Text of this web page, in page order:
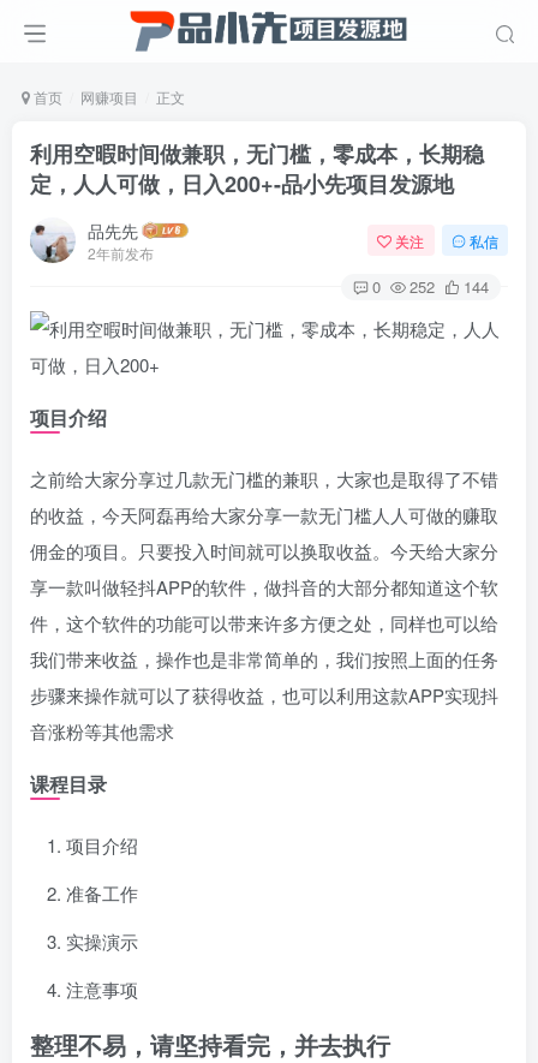
首页 网赚项目 正文
利用空暇时间做兼职，无门槛，零成本，长期稳
定，人人可做，日入200+-品小先项目发源地
品先先
2年前发布
关注 私信
0 252 144
项目介绍
之前给大家分享过几款无门槛的兼职，大家也是取得了不错
的收益，今天阿磊再给大家分享一款无门槛人人可做的赚取
佣金的项目。只要投入时间就可以换取收益。今天给大家分
享一款叫做轻抖APP的软件，做抖音的大部分都知道这个软
件，这个软件的功能可以带来许多方便之处，同样也可以给
我们带来收益，操作也是非常简单的，我们按照上面的任务
步骤来操作就可以了获得收益，也可以利用这款APP实现抖
音涨粉等其他需求
课程目录
项目介绍
准备工作
实操演示
注意事项
整理不易，请坚持看完，并去执行